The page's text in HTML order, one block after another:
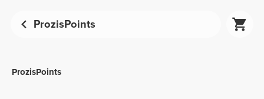
ProzisPoints
ProzisPoints